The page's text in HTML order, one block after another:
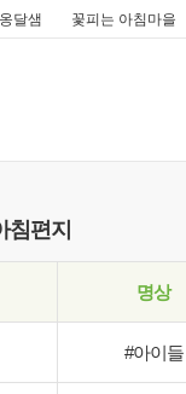
달샘 꽃피는 아침마을
침편지
명상
#아이들